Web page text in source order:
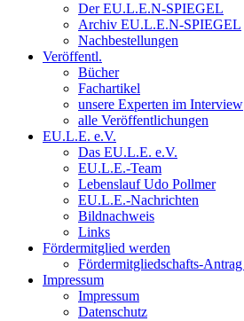
Der EU.L.E.N-SPIEGEL
Archiv EU.L.E.N-SPIEGEL
Nachbestellungen
Veröffentl.
Bücher
Fachartikel
unsere Experten im Interview
alle Veröffentlichungen
EU.L.E. e.V.
Das EU.L.E. e.V.
EU.L.E.-Team
Lebenslauf Udo Pollmer
EU.L.E.-Nachrichten
Bildnachweis
Links
Fördermitglied werden
Fördermitgliedschafts-
Impressum
Impressum
Datenschutz